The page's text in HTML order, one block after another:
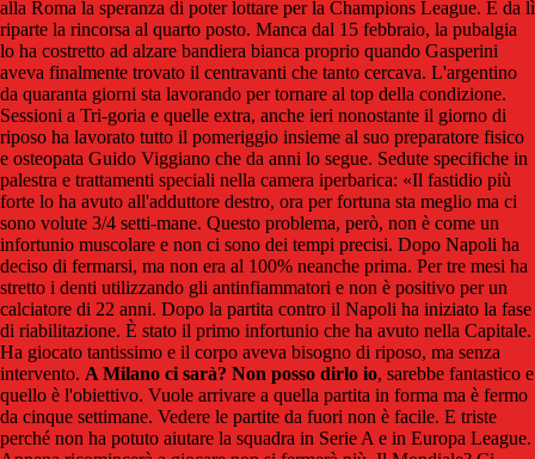
alla Roma la speranza di poter lottare per la Champions League. E da lì
riparte la rincorsa al quarto posto. Manca dal 15 febbraio, la pubalgia
lo ha costretto ad alzare bandiera bianca proprio quando Gasperini
aveva finalmente trovato il centravanti che tanto cercava. L'argentino
da quaranta giorni sta lavorando per tornare al top della condizione.
Sessioni a Tri-goria e quelle extra, anche ieri nonostante il giorno di
riposo ha lavorato tutto il pomeriggio insieme al suo preparatore fisico
e osteopata Guido Viggiano che da anni lo segue. Sedute specifiche in
palestra e trattamenti speciali nella camera iperbarica: «Il fastidio più
forte lo ha avuto all'adduttore destro, ora per fortuna sta meglio ma ci
sono volute 3/4 setti-mane. Questo problema, però, non è come un
infortunio muscolare e non ci sono dei tempi precisi. Dopo Napoli ha
deciso di fermarsi, ma non era al 100% neanche prima. Per tre mesi ha
stretto i denti utilizzando gli antinfiammatori e non è positivo per un
calciatore di 22 anni. Dopo la partita contro il Napoli ha iniziato la fase
di riabilitazione. È stato il primo infortunio che ha avuto nella Capitale.
Ha giocato tantissimo e il corpo aveva bisogno di riposo, ma senza
intervento. A Milano ci sarà? Non posso dirlo io, sarebbe fantastico e
quello è l'obiettivo. Vuole arrivare a quella partita in forma ma è fermo
da cinque settimane. Vedere le partite da fuori non è facile. E triste
perché non ha potuto aiutare la squadra in Serie A e in Europa League.